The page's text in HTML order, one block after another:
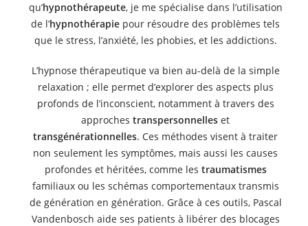
qu’hypnothérapeute, je me spécialise dans l’utilisation
de l’hypnothérapie pour résoudre des problèmes tels
que le stress, l’anxiété, les phobies, et les addictions.
L’hypnose thérapeutique va bien au-delà de la simple
relaxation ; elle permet d’explorer des aspects plus
profonds de l’inconscient, notamment à travers des
approchestranspersonnelles et
transgénérationnelles. Ces méthodes visent à traiter
non seulement les symptômes, mais aussi les causes
profondes et héritées, comme les traumatismes
familiaux ou les schémas comportementaux transmis
de génération en génération. Grâce à ces outils, Pascal
Vandenbosch aide ses patients à libérer des blocages